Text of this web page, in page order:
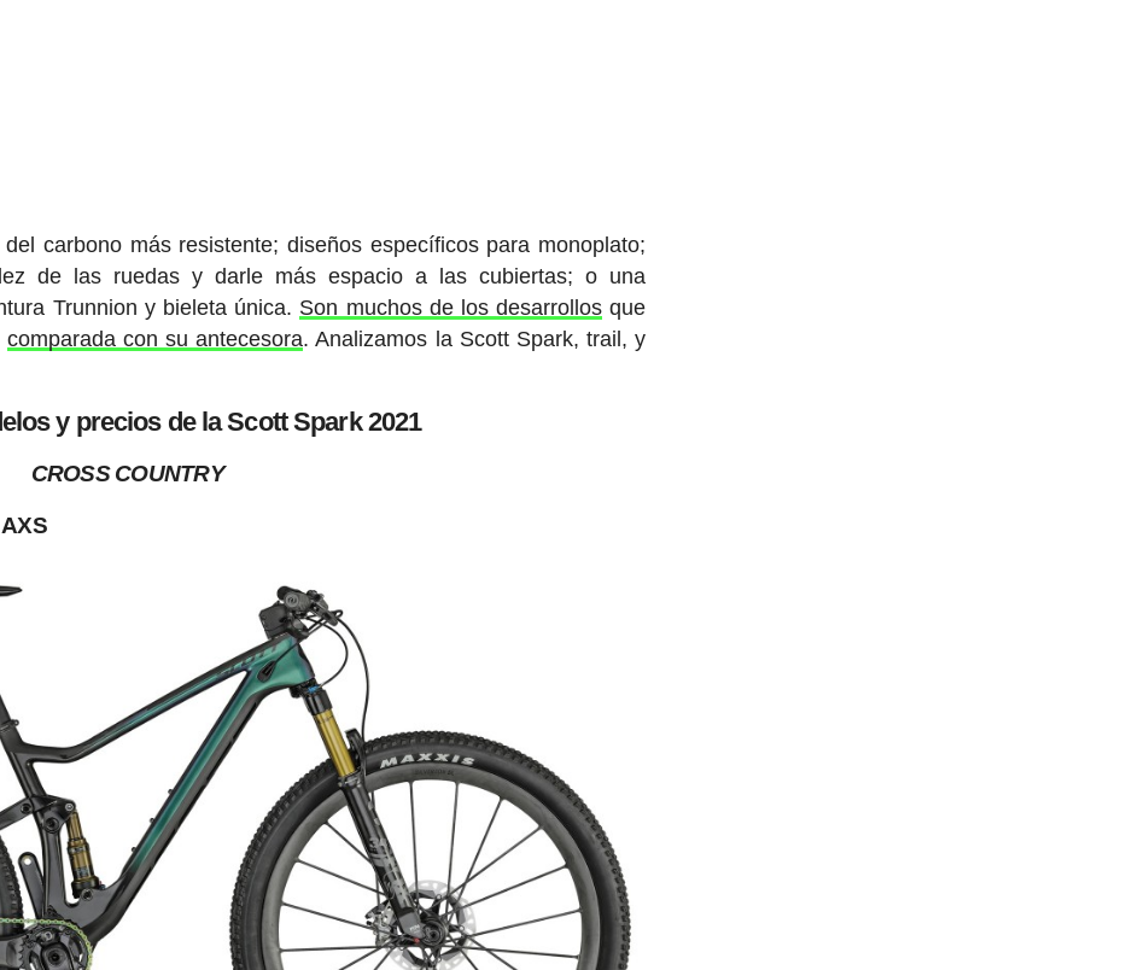
carbono más resistente; diseños específicos para monoplato;
de las ruedas y darle más espacio a las cubiertas; o una
Trunnion y bieleta única. Son muchos de los desarrollos que
comparada con su antecesora. Analizamos la Scott Spark, trail, y
y precios de la Scott Spark 2021
CROSS COUNTRY